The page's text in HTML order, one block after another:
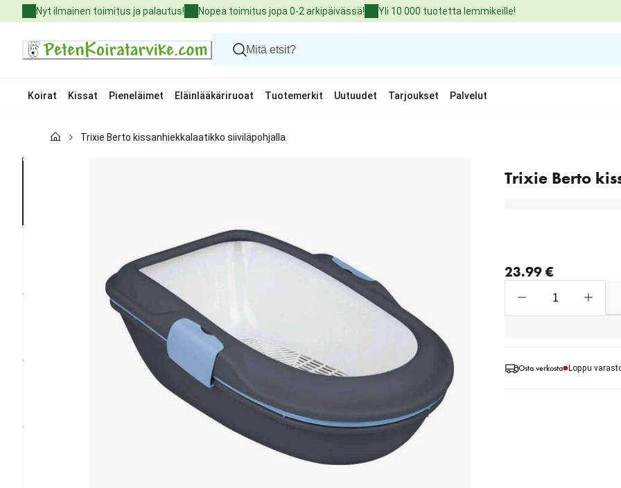
to
Nyt ilmainen toimitus ja palautus! Nopea toimitus jopa 0-2 arkipäivässä! Yli 10 000 tuotetta lemmikeille!
Koirat Kissat Pieneläimet Eläinlääkäriruoat Tuotemerkit Uutuudet Tarjoukset Palvelut
Kissat
Trixie Berto kissanhiekkalaatikko siiviläpohjalla
Trixie Berto
23.99 €
Osta verkosta Loppu